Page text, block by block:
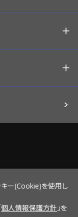
キー(Cookie)を使用し
個人情報保護方針 」を